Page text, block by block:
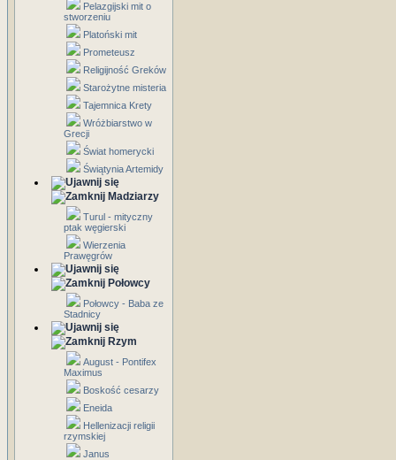
Pelazgijski mit o
stworzeniu
Platoński mit
Prometeusz
Religijność Greków
Starożytne misteria
Tajemnica Krety
Wróżbiarstwo w
Grecji
Świat homerycki
Świątynia Artemidy
Madziarzy
Turul - mityczny
ptak węgierski
Wierzenia
Prawęgrów
Połowcy
Połowcy - Baba ze
Stadnicy
Rzym
August - Pontifex
Maximus
Boskość cesarzy
Eneida
Hellenizacji religii
rzymskiej
Janus